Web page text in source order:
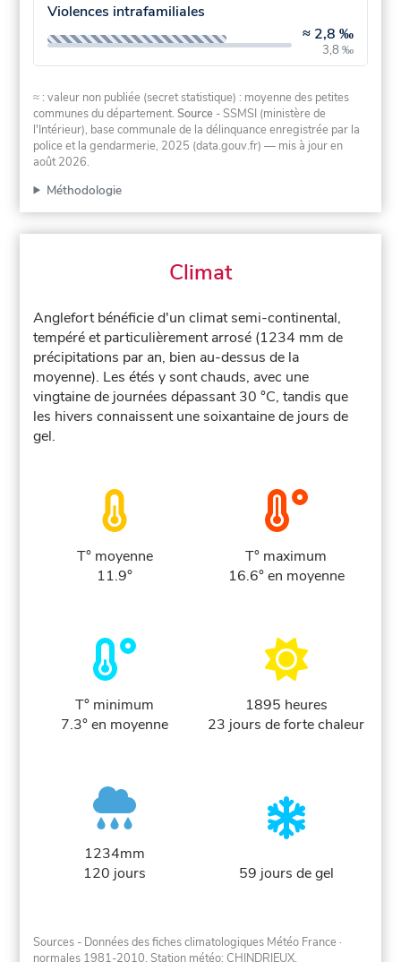
Violences intrafamiliales
≈ 2,8 ‰
3,8 ‰
≈ : valeur non publiée (secret statistique) : moyenne des petites
communes du département.Source - SSMSI (ministère de
l'Intérieur), base communale de la délinquance enregistrée par la
police et la gendarmerie, 2025 (data.gouv.fr) — mis à jour en
août 2026.
Méthodologie
Climat
Anglefort bénéficie d'un climat semi-continental,
tempéré et particulièrement arrosé (1234 mm de
précipitations par an, bien au-dessus de la
moyenne). Les étés y sont chauds, avec une
vingtaine de journées dépassant 30 °C, tandis que
les hivers connaissent une soixantaine de jours de
gel.
T° moyenne
11.9°
T° maximum
16.6° en moyenne
T° minimum
7.3° en moyenne
1895 heures
23 jours de forte chaleur
1234mm
120 jours
59 jours de gel
Sources - Données des fiches climatologiques Météo France ·
normales 1981-2010. Station météo: CHINDRIEUX.